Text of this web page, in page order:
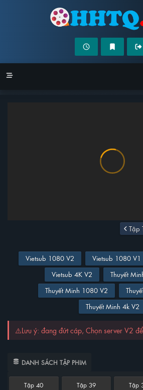
Tập
Vietsub 1080 V2 Vietsub 1080 V1
Vietsub 4K V2
Thuyết
Thuyết Minh 1080 V2
Thuyết Minh 4k V2
⚠️Lưu ý: đang đứt cáp, Chọn server V2
DANH SÁCH TẬP PHIM
Tập 40 Tập 39 Tập